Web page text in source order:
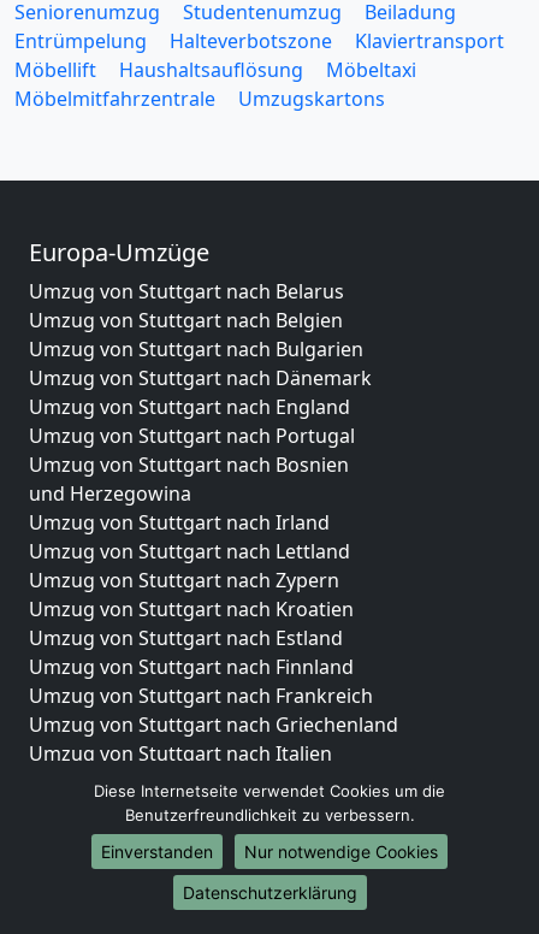
Seniorenumzug
Studentenumzug
Beiladung
Entrümpelung
Halteverbotszone
Klaviertransport
Möbellift
Haushaltsauflösung
Möbeltaxi
Möbelmitfahrzentrale
Umzugskartons
Europa-Umzüge
Umzug von Stuttgart nach Belarus
Umzug von Stuttgart nach Belgien
Umzug von Stuttgart nach Bulgarien
Umzug von Stuttgart nach Dänemark
Umzug von Stuttgart nach England
Umzug von Stuttgart nach Portugal
Umzug von Stuttgart nach Bosnien
und Herzegowina
Umzug von Stuttgart nach Irland
Umzug von Stuttgart nach Lettland
Umzug von Stuttgart nach Zypern
Umzug von Stuttgart nach Kroatien
Umzug von Stuttgart nach Estland
Umzug von Stuttgart nach Finnland
Umzug von Stuttgart nach Frankreich
Umzug von Stuttgart nach Griechenland
Umzug von Stuttgart nach Italien
Umzug von Stuttgart nach Liechtenstein
Umzug von Stuttgart nach Luxemburg
Umzug von Stuttgart nach Niederlande
Umzug von Stuttgart nach Norwegen
Umzüge-Deutschlandweit
Diese Internetseite verwendet Cookies um die
Benutzerfreundlichkeit zu verbessern.
Einverstanden
Nur notwendige Cookies
Datenschutzerklärung